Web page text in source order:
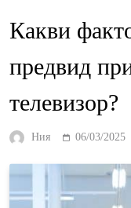
Какви
предвид
телевизор?
Ния 06/03/2025